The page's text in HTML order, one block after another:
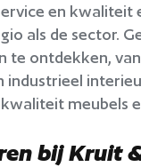
en kwaliteit
als de sector.
te ontdekken,
industrieel
meubels
bij Kruit